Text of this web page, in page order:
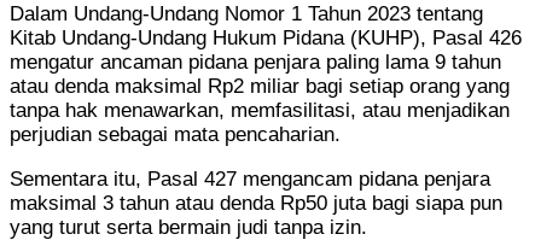
Dalam Undang-Undang Nomor 1 Tahun 2023 tentang
Kitab Undang-Undang Hukum Pidana (KUHP), Pasal 426
mengatur ancaman pidana penjara paling lama 9 tahun
atau denda maksimal Rp2 miliar bagi setiap orang yang
tanpa hak menawarkan, memfasilitasi, atau menjadikan
perjudian sebagai mata pencaharian.
Sementara itu, Pasal 427 mengancam pidana penjara
maksimal 3 tahun atau denda Rp50 juta bagi siapa pun
yang turut serta bermain judi tanpa izin.